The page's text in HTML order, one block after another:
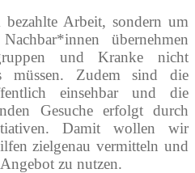
Arbeit, sondern um
übernehmen
und Kranke nicht
müssen. Zudem sind die
einsehbar und die
Gesuche erfolgt durch
Damit wollen wir
zielgenau vermitteln und
zu nutzen.